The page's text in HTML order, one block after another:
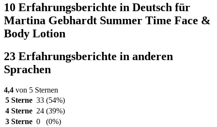
10 Erfahrungsberichte in Deutsch für
Martina Gebhardt Summer Time Face &
Body Lotion
23 Erfahrungsberichte in anderen
Sprachen
4,4 von 5 Sternen
5 Sterne 33 (54%)
4 Sterne 24 (39%)
3 Sterne 0
(0%)